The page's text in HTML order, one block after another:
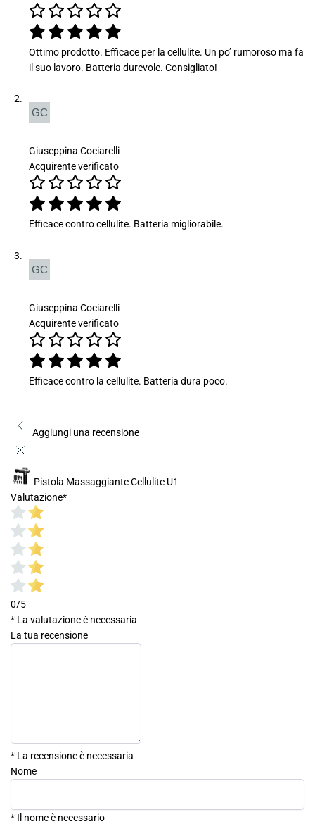
Ottimo prodotto. Efficace per la cellulite. Un po’ rumoroso ma fa
il suo lavoro. Batteria durevole. Consigliato!
Giuseppina Cociarelli
Acquirente verificato
Efficace contro cellulite. Batteria migliorabile.
Giuseppina Cociarelli
Acquirente verificato
Efficace contro la cellulite. Batteria dura poco.
Aggiungi una recensione
Pistola Massaggiante Cellulite U1
Valutazione*
0/5
* La valutazione è necessaria
La tua recensione
* La recensione è necessaria
Nome
* Il nome è necessario